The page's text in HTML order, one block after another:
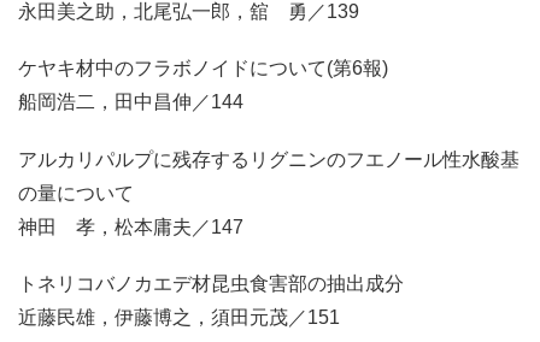
永田美之助，北尾弘一郎，舘 勇／139
ケヤキ材中のフラボノイドについて(第6報)
船岡浩二，田中昌伸／144
アルカリパルプに残存するリグニンのフエノール性水酸基
の量について
神田 孝，松本庸夫／147
トネリコバノカエデ材昆虫食害部の抽出成分
近藤民雄，伊藤博之，須田元茂／151